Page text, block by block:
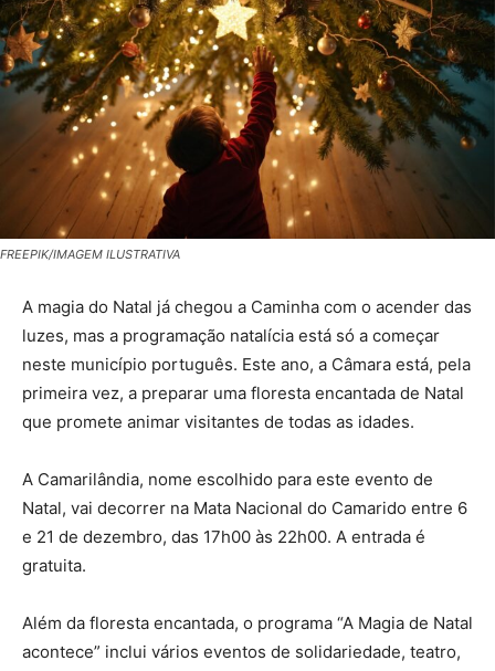
FREEPIK/IMAGEM ILUSTRATIVA
A magia do Natal já chegou a Caminha com o acender das
luzes, mas a programação natalícia está só a começar
neste município português. Este ano, a Câmara está, pela
primeira vez, a preparar uma floresta encantada de Natal
que promete animar visitantes de todas as idades.
A Camarilândia, nome escolhido para este evento de
Natal, vai decorrer na Mata Nacional do Camarido entre 6
e 21 de dezembro, das 17h00 às 22h00. A entrada é
gratuita.
Além da floresta encantada, o programa “A Magia de Natal
acontece” inclui vários eventos de solidariedade, teatro,